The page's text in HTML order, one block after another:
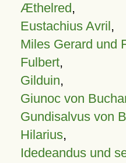
Æthelred,
Eustachius Avril,
Miles Gerard und
Fulbert,
Gilduin,
Giunoc von
Gundisalvus von
Hilarius,
Idedeandus und